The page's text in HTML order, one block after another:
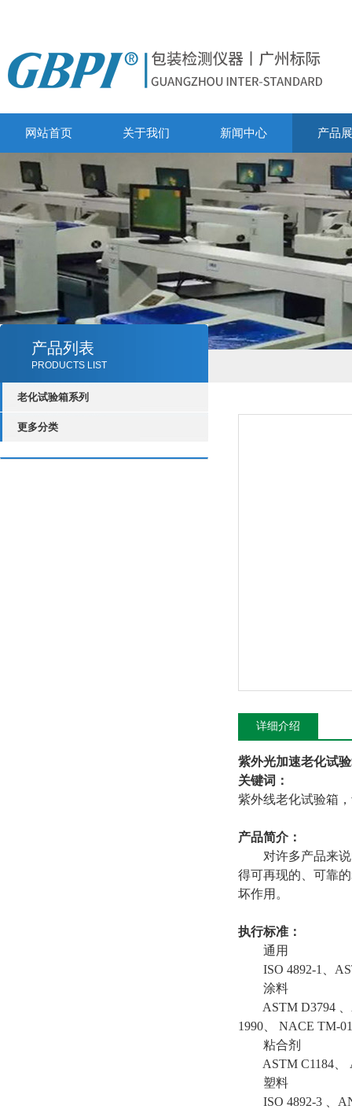
网站首页 关于我们 新闻中心 产品
产品列表
PRODUCTS LIST
老化试验箱系列
更多分类
详细介绍
紫外光加速老化试
关键词：
紫外线老化试验箱，
产品简介：
对许多产品来
得可再现的、可靠
坏作用。
执行标准：
通用
ISO 4892-1、
涂料
ASTM D3794
1990、 NACE TM-
粘合剂
ASTM C1184、
塑料
ISO 4892-3 、